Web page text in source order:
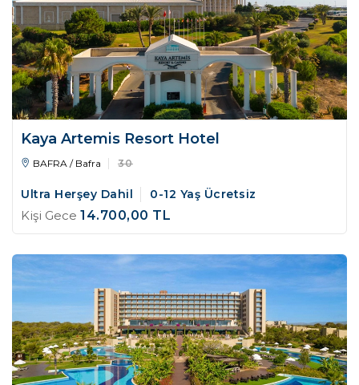
Kaya Artemis Resort Hotel
BAFRA / Bafra 30
Ultra Herşey Dahil 0-12 Yaş Ücretsiz
Kişi Gece 14.700,00 TL